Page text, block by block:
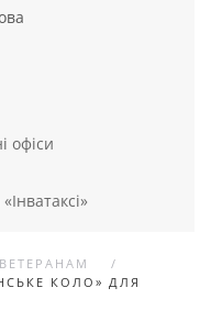
офіси
ВЕТЕРАНАМ
КОЛО» ДЛЯ